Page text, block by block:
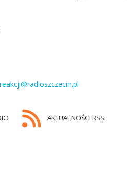
AKTUALNOŚCI RSS